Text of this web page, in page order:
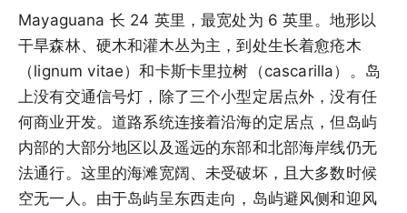
Mayaguana 长 24 英里，最宽处为 6 英里。地形以
干旱森林、硬木和灌木丛为主，到处生长着愈疮木
（lignum vitae）和卡斯卡里拉树（cascarilla）。岛
上没有交通信号灯，除了三个小型定居点外，没有任
何商业开发。道路系统连接着沿海的定居点，但岛屿
内部的大部分地区以及遥远的东部和北部海岸线仍无
法通行。这里的海滩宽阔、未受破坏，且大多数时候
空无一人。由于岛屿呈东西走向，岛屿避风侧和迎风